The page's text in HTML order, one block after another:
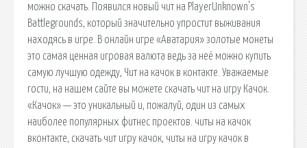
можно скачать. Появился новый чит на PlayerUnknown's
Battlegrounds, который значительно упростит выживания
находясь в игре. В онлайн игре «Аватария» золотые монеты
это самая ценная игровая валюта ведь за неё можно купить
самую лучшую одежду, Чит на качок в контакте. Уважаемые
гости, на нашем сайте вы можете скачать чит на игру Качок.
«Качок» — это уникальный и, пожалуй, один из самых
наиболее популярных фитнес проектов. читы на качок
вконтакте, скачать чит игру качок, читы на игру качок в